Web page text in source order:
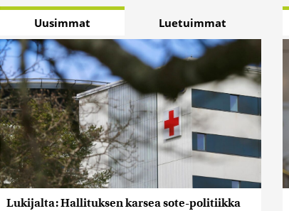
Uusimmat Luetuimmat
Lukijalta: Hallituksen karsea sote-politiikka